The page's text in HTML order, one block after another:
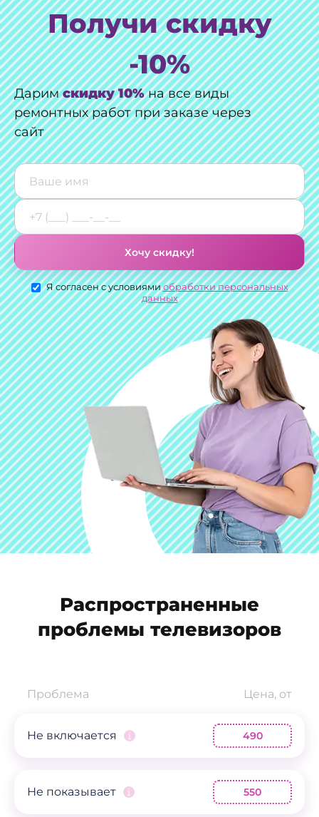
Получи скидку
-10%
Даримскидку 10%на все виды
ремонтных работ при заказе через
сайт
Хочу скидку!
Я согласен с условиямиобработки персональных
данных
Распространенные
проблемы телевизоров
Проблема Цена, от
Не включается 490
Не показывает 550